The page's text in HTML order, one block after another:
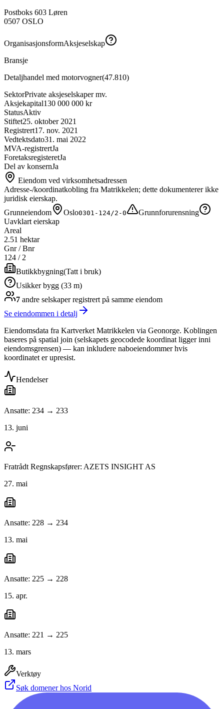
Postboks 603 Løren
0507 OSLO
OrganisasjonsformAksjeselskap
Bransje
Detaljhandel med motorvogner(47.810)
SektorPrivate aksjeselskaper mv.
Aksjekapital130 000 000 kr
StatusAktiv
Stiftet25. oktober 2021
Registrert17. nov. 2021
Vedtektsdato31. mai 2022
MVA-registrertJa
ForetaksregisteretJa
Del av konsernJa
Eiendom ved virksomhetsadressen
Adresse-/koordinatkobling fra Matrikkelen; dette dokumenterer ikke
juridisk eierskap.
Grunneiendom
Oslo0301-124/2-0
Grunnforurensning
Uavklart eierskap
Areal
2.51 hektar
Gnr / Bnr
124 /2
Butikkbygning(Tatt i bruk)
Usikker bygg (33 m)
7 andre selskaperregistrert på samme eiendom
Se eiendommen i detalj
Eiendomsdata fra Kartverket Matrikkelen via Geonorge. Koblingen
baseres på spatial join (selskapets geocodede koordinat ligger inni
eiendomsgrensen) — kan inkludere naboeiendommer hvis
koordinatet er upresist.
Hendelser
Ansatte: 234 → 233
13. juni
Fratrådt Regnskapsfører: AZETS INSIGHT AS
27. mai
Ansatte: 228 → 234
13. mai
Ansatte: 225 → 228
15. apr.
Ansatte: 221 → 225
13. mars
Verktøy
Søk domener hos Norid